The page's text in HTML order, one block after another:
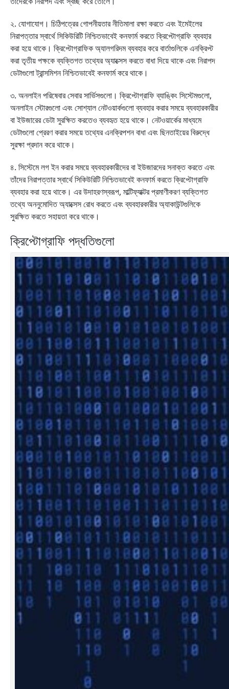
২. যোগাযোগ। চিঠিপত্রের গোপনীয়তার নীতিমালা রক্ষা করতে এবং ইমেইলের
নিরাপত্তার স্বার্থে সিকিউরিটি নিশ্চিতভাবেই কনফার্ম করতে ক্রিপ্টোগ্রাফি ব্যবহার
করা হয়ে থাকে। ক্রিপ্টোগ্রাফিক অ্যালগরিদম ব্যবহার করে বার্তাগুলিকে এনক্রিপ্ট
করা তৃতীয় পক্ষকে ব্যক্তিগত তথ্যের অ্যাক্সেস করতে বাধা দিয়ে থাকে এবং নিরাপদ
ডেটাগুলো ট্রান্সমিশন নিশ্চিতভাবেই কনফার্ম করে থাকে।
৩. অনলাইন পরিষেবার সেবার সার্ভিসগুলো। ক্রিপ্টোগ্রাফি ব্যাঙ্কিং সিস্টেমগুলো,
অনলাইন স্টোরগুলো এবং সোশ্যাল নেটওয়ার্কগুলো ব্যবহার করার সময়ে ব্যবহারকারীর
বা ইউজারের ডেটা সুরক্ষিত করতেও ব্যবহৃত হয়ে থাকে। নেটওয়ার্কের মাধ্যমে
ডেটাগুলো প্রেরণ করার সময়ে তথ্যের এনক্রিপশন বাধা এবং ছিনতাইয়ের বিরুদ্ধে
সুরক্ষা প্রদান করে থাকে।
৪. সিস্টেমে লগ ইন করার সময়ে ব্যবহারকারীদের বা ইউজারদের সনাক্ত করতে এবং
তাঁদের নিরাপত্তার স্বার্থে সিকিউরিটি নিশ্চিতভাবেই কনফার্ম করতে ক্রিপ্টোগ্রাফি
ব্যবহার করা হয়ে থাকে। এর উদাহরণস্বরূপ, মাল্টিফ্যাক্টর প্রমাণীকরণ ব্যক্তিগত
তথ্যে অননুমোদিত অ্যাক্সেস রোধ করতে এবং ব্যবহারকারীর অ্যাকাউন্টগুলিকে
সুরক্ষিত করতে সহায়তা করে থাকে।
ক্রিপ্টোগ্রাফি পদ্ধতিগুলো